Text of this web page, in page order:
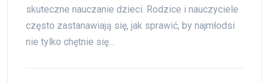
skuteczne nauczanie dzieci. Rodzice i nauczyciele
często zastanawiają się, jak sprawić, by najmłodsi
nie tylko chętnie się…